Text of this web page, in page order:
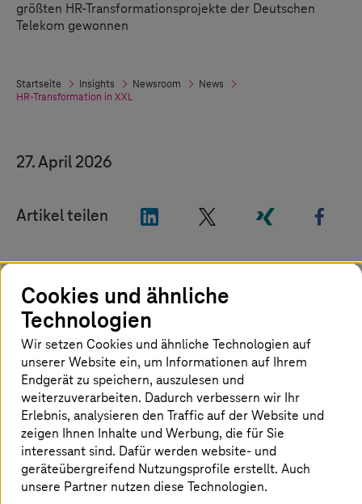
größten HR-Transformationsprojekte der Deutschen
Telekom gewonnen
Startseite Insights Newsroom
News
HR-Transformation in XXL
27. April 2026
Artikel teilen "LinkedIn" "Xing"
Eine Plattform für 28 Länder und
150.000 Mitarbeitende
Die Telekom modernisiert das Kernsystem für
alle HR-Prozesse weltweit. SAP SuccessFactors
Employee Central verwaltet künftig fast alle
grundlegenden HR-Daten im Konzern. Dazu
zählen Stammdaten der Mitarbeitenden,
Arbeitsverträge und Organisationsstrukturen.
T-Systemsund SAP setzen das Projekt
gemeinsam um. Dafür konsolidiertT-Systems
Cookies und ähnliche
Technologien
Wir setzen Cookies und ähnliche Technologien auf
unserer Website ein, um Informationen auf Ihrem
Endgerät zu speichern, auszulesen und
weiterzuverarbeiten. Dadurch verbessern wir Ihr
Erlebnis, analysieren den Traffic auf der Website und
zeigen Ihnen Inhalte und Werbung, die für Sie
interessant sind. Dafür werden website- und
geräteübergreifend Nutzungsprofile erstellt. Auch
unsere Partner nutzen diese Technologien.